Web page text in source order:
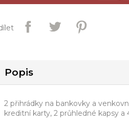
Popis
2 přihrádky na bankovky a
kreditní karty, 2 průhledné kapsy a